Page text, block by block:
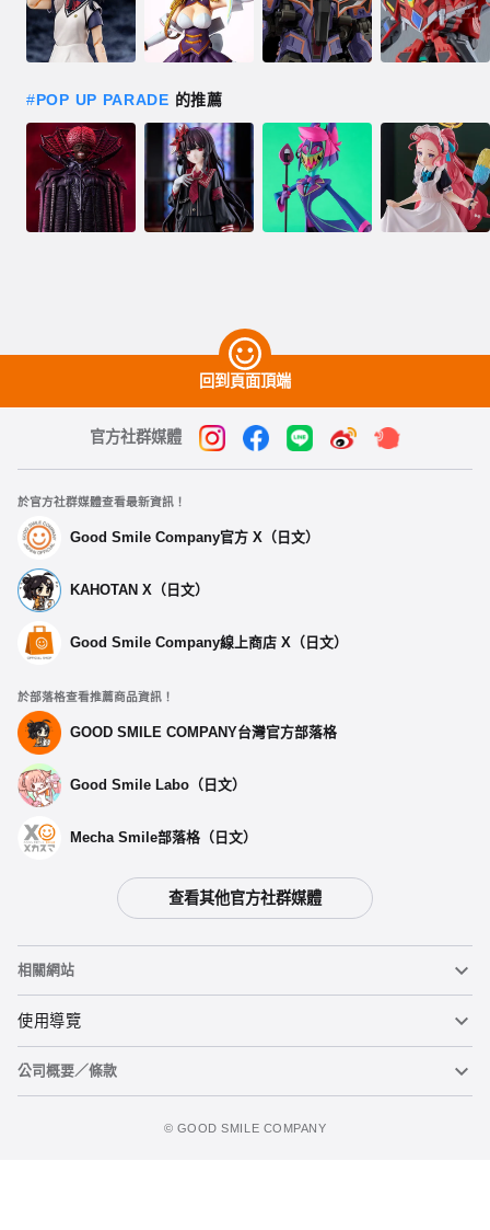
#POP UP PARADE 的推薦
回到頁面頂端
官方社群媒體
於官方社群媒體查看最新資訊！
Good Smile Company官方 X（日文）
KAHOTAN X（日文）
Good Smile Company線上商店 X（日文）
於部落格查看推薦商品資訊！
GOOD SMILE COMPANY台灣官方部落格
Good Smile Labo（日文）
Mecha Smile部落格（日文）
查看其他官方社群媒體
相關網站
黏土人
黏土人臉部製造機（英文）
使用導覽
重要公告
公司概要／條款
©️ GOOD SMILE COMPANY